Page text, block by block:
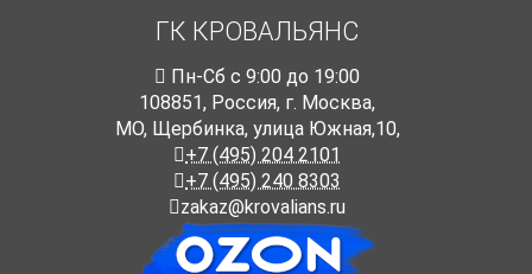
ГК КРОВАЛЬЯНС
Пн-Cб с 9:00 до 19:00
108851, Россия, г. Москва,
МО, Щербинка, улица Южная,10,
+7 (495) 204 2101
+7 (495) 240 8303
zakaz@krovalians.ru